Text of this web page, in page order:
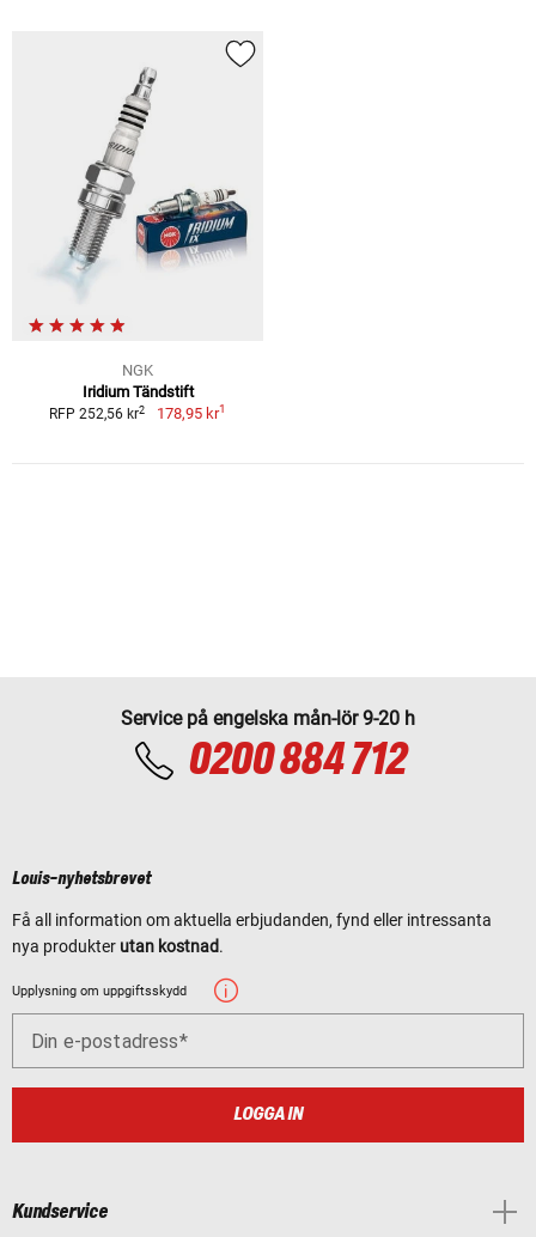
NGK
Iridium Tändstift
RFP 252,56 kr2 178,95 kr1
Service på engelska mån-lör 9-20 h
0200 884 712
Louis-nyhetsbrevet
Få all information om aktuella erbjudanden, fynd eller intressanta
nya produkter utan kostnad.
Upplysning om uppgiftsskydd
Din e-postadress
LOGGA IN
Kundservice